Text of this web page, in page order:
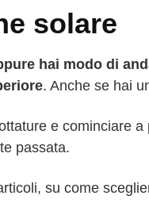
solare
hai modo di
. Anche se hai
e cominciare
passata.
su come